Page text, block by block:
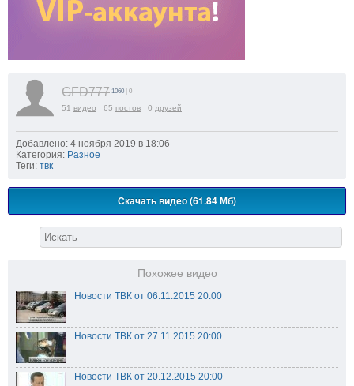
GFD777 1060 | 0
51 видео 65 постов 0 друзей
Добавлено: 4 ноября 2019 в 18:06
Категория: Разное
Теги: твк
Скачать видео (61.84 Мб)
Похожее видео
Новости ТВК от 06.11.2015 20:00
Новости ТВК от 27.11.2015 20:00
Новости ТВК от 20.12.2015 20:00